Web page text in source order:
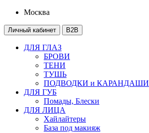
Москва
Личный кабинет B2B
ДЛЯ ГЛАЗ
БРОВИ
ТЕНИ
ТУШЬ
ПОДВОДКИ и КАРАНДАШИ
ДЛЯ ГУБ
Помады, Блески
ДЛЯ ЛИЦА
Хайлайтеры
База под макияж